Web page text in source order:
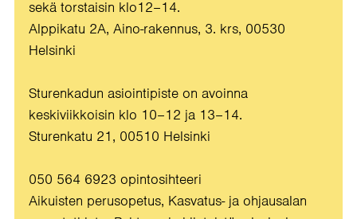
sekä torstaisin klo12–14.
Alppikatu 2A, Aino-rakennus, 3. krs, 00530
Helsinki
Sturenkadun asiointipiste on avoinna
keskiviikkoisin klo 10–12 ja 13–14.
Sturenkatu 21, 00510 Helsinki
050 564 6923 opintosihteeri
Aikuisten perusopetus, Kasvatus- ja ohjausalan